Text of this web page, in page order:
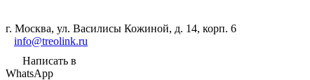
г. Москва, ул. Василисы Кожиной, д. 14, корп. 6
info@treolink.ru
Написать в
WhatsApp